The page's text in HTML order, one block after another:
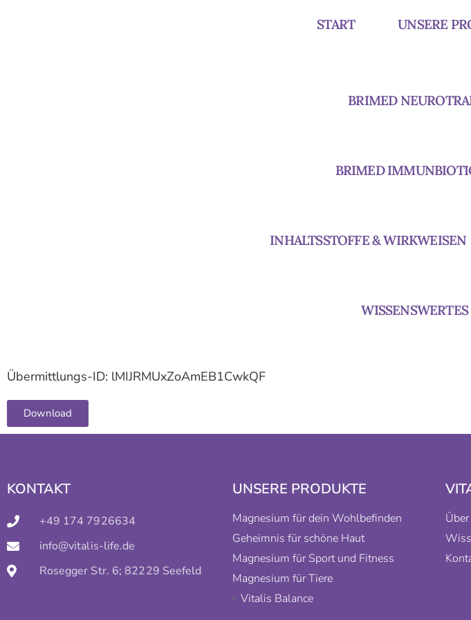
START UNSERE
BRIMED
BRIMED
INHALTSSTOFFE & WIRKWEISEN
WISSENSWERTES
Übermittlungs-ID: lMIJRMUxZoAmEB1CwkQF
Download
KONTAKT
+49 174 7926634
info@vitalis-life.de
Rosegger Str. 6; 82229 Seefeld
UNSERE PRODUKTE
Magnesium für dein Wohlbefinden
Geheimnis für schöne Haut
Magnesium für Sport und Fitness
Magnesium für Tiere
Vitalis Balance